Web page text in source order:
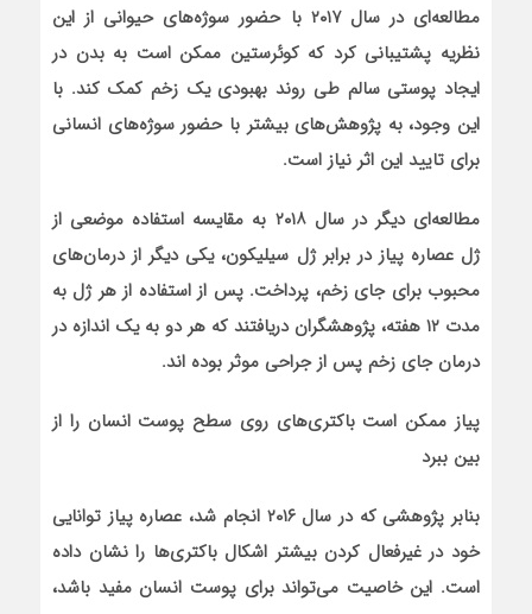
مطالعه‌ای در سال ۲۰۱۷ با حضور سوژه‌های حیوانی از این
نظریه پشتیبانی کرد که کوئرستین ممکن است به بدن در
ایجاد پوستی سالم طی روند بهبودی یک زخم کمک کند. با
این وجود، به پژوهش‌های بیشتر با حضور سوژه‌های انسانی
برای تایید این اثر نیاز است.
مطالعه‌ای دیگر در سال ۲۰۱۸ به مقایسه استفاده موضعی از
ژل عصاره پیاز در برابر ژل سیلیکون، یکی دیگر از درمان‌های
محبوب برای جای زخم، پرداخت. پس از استفاده از هر ژل به
مدت ۱۲ هفته، پژوهشگران دریافتند که هر دو به یک اندازه در
درمان جای زخم پس از جراحی موثر بوده اند.
پیاز ممکن است باکتری‌های روی سطح پوست انسان را از
بین ببرد
بنابر پژوهشی که در سال ۲۰۱۶ انجام شد، عصاره پیاز توانایی
خود در غیرفعال کردن بیشتر اشکال باکتری‌ها را نشان داده
است. این خاصیت می‌تواند برای پوست انسان مفید باشد،